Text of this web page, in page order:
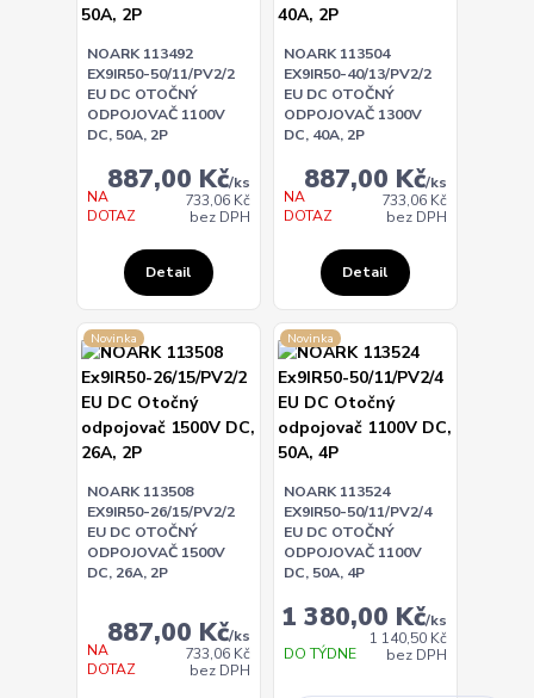
NOARK 113492
EX9IR50-50/11/PV2/2
EU DC OTOČNÝ
ODPOJOVAČ 1100V
DC, 50A, 2P
887,00 Kč/ks
733,06 Kč
bez DPH
NA
DOTAZ
Detail
NOARK 113504
EX9IR50-40/13/PV2/2
EU DC OTOČNÝ
ODPOJOVAČ 1300V
DC, 40A, 2P
887,00 Kč/ks
733,06 Kč
bez DPH
NA
DOTAZ
Detail
Novinka
NOARK 113508
EX9IR50-26/15/PV2/2
EU DC OTOČNÝ
ODPOJOVAČ 1500V
DC, 26A, 2P
887,00 Kč/ks
733,06 Kč
bez DPH
NA
DOTAZ
Novinka
NOARK 113524
EX9IR50-50/11/PV2/4
EU DC OTOČNÝ
ODPOJOVAČ 1100V
DC, 50A, 4P
1 380,00 Kč/ks
1 140,50 Kč
bez DPH
DO TÝDNE